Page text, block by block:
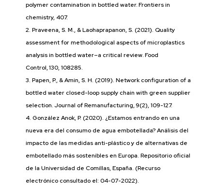
polymer contamination in bottled water. Frontiers in
chemistry, 407.
2. Praveena, S. M., & Laohaprapanon, S. (2021). Quality
assessment for methodological aspects of microplastics
analysis in bottled water–a critical review. Food
Control, 130, 108285.
3. Papen, P., & Amin, S. H. (2019). Network configuration of a
bottled water closed-loop supply chain with green supplier
selection. Journal of Remanufacturing, 9(2), 109-127.
4. González Anok, P. (2020). ¿Estamos entrando en una
nueva era del consumo de agua embotellada? Análisis del
impacto de las medidas anti-plástico y de alternativas de
embotellado más sostenibles en Europa. Repositorio oficial
de la Universidad de Comillas, España. (Recurso
electrónico consultado el: 04-07-2022).